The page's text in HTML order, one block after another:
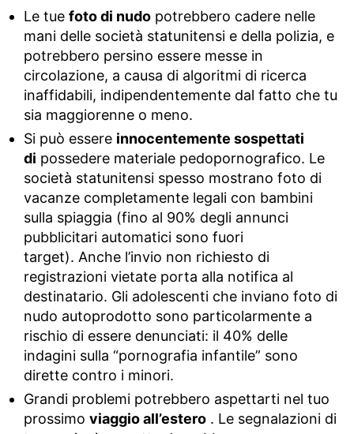
Le tue foto di nudo potrebbero cadere nelle
mani delle società statunitensi e della polizia, e
potrebbero persino essere messe in
circolazione, a causa di algoritmi di ricerca
inaffidabili, indipendentemente dal fatto che tu
sia maggiorenne o meno.
Si può essere innocentemente sospettati
di possedere materiale pedopornografico. Le
società statunitensi spesso mostrano foto di
vacanze completamente legali con bambini
sulla spiaggia (fino al 90% degli annunci
pubblicitari automatici sono fuori
target). Anche l’invio non richiesto di
registrazioni vietate porta alla notifica al
destinatario. Gli adolescenti che inviano foto di
nudo autoprodotto sono particolarmente a
rischio di essere denunciati: il 40% delle
indagini sulla “pornografia infantile” sono
dirette contro i minori.
Grandi problemi potrebbero aspettarti nel tuo
prossimo viaggio all’estero . Le segnalazioni di